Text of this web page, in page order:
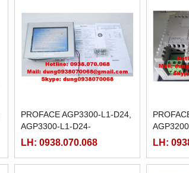
PROFACE AGP3300-L1-D24,
AGP3300-L1-D24-
M,AGP3300-S1-D24,
LH: 0938.070.068
T1-D24-
LH: